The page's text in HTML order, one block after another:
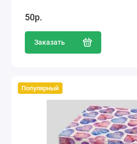
50р.
Заказать
Популярный